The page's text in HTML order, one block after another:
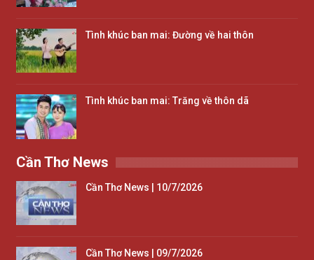
Tình khúc ban mai: Đường về hai thôn
Tình khúc ban mai: Trăng về thôn dã
Cần Thơ News
Cần Thơ News | 10/7/2026
Cần Thơ News | 09/7/2026